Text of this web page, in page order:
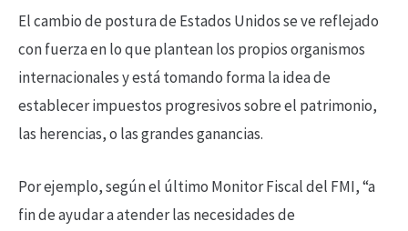
El cambio de postura de Estados Unidos se ve reflejado
con fuerza en lo que plantean los propios organismos
internacionales y está tomando forma la idea de
establecer impuestos progresivos sobre el patrimonio,
las herencias, o las grandes ganancias.
Por ejemplo, según el último Monitor Fiscal del FMI, “a
fin de ayudar a atender las necesidades de